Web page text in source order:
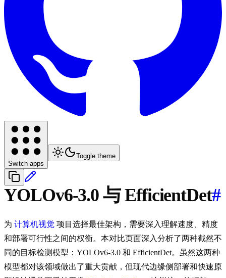
Switch apps
Toggle theme
YOLOv6-3.0 与 EfficientDet#
为 计算机视觉 项目选择最佳架构，需要深入理解速度、精度
和部署可行性之间的权衡。本对比页面深入分析了两种截然不
同的目标检测模型：YOLOv6-3.0 和 EfficientDet。虽然这两种
模型都对该领域做出了重大贡献，但现代边缘侧部署和快速原